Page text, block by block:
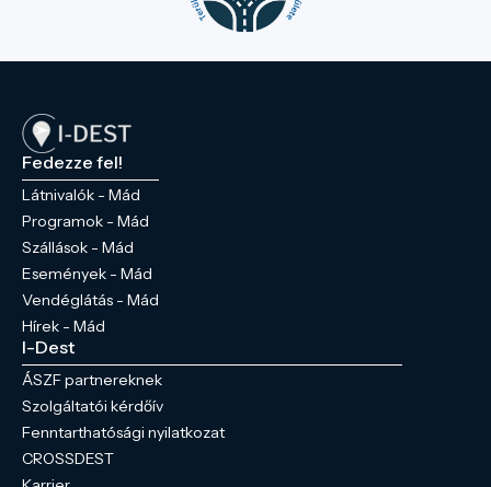
Fedezze fel!
Látnivalók - Mád
Programok - Mád
Szállások - Mád
Események - Mád
Vendéglátás - Mád
Hírek - Mád
I-Dest
ÁSZF partnereknek
Szolgáltatói kérdőív
Fenntarthatósági nyilatkozat
CROSSDEST